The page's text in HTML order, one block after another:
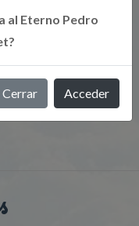
al Eterno Pedro
Cerrar Acceder